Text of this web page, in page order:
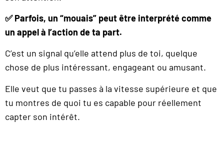
✅ Parfois, un “mouais” peut être interprété comme
un appel à l’action de ta part.
C’est un signal qu’elle attend plus de toi, quelque
chose de plus intéressant, engageant ou amusant.
Elle veut que tu passes à la vitesse supérieure et que
tu montres de quoi tu es capable pour réellement
capter son intérêt.